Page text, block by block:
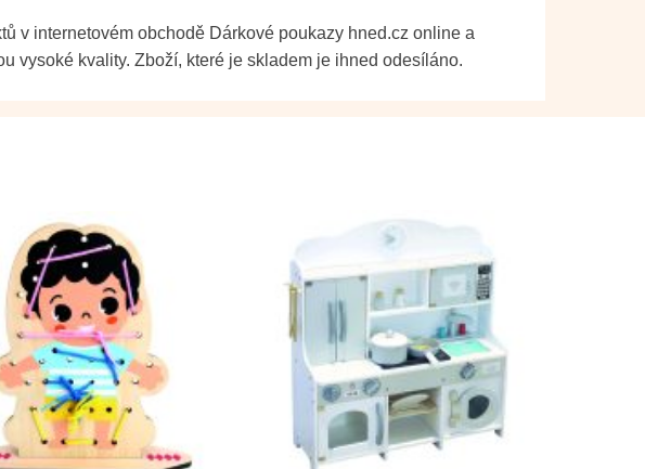
v internetovém obchodě Dárkové poukazy hned.cz online a
vysoké kvality. Zboží, které je skladem je ihned odesíláno.